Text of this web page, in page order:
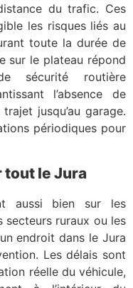
du trafic. Ces
les risques liés au
toute la durée de
sur le plateau répond
sécurité routière
l’absence de
jusqu’au garage.
périodiques pour
le Jura
aussi bien sur les
secteurs ruraux ou les
endroit dans le Jura
Les délais sont
réelle du véhicule,